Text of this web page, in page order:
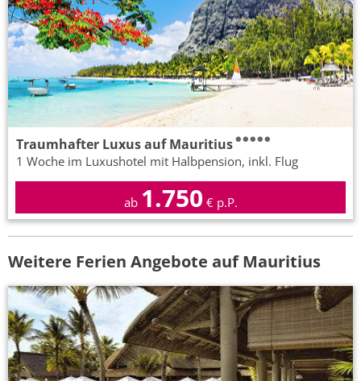
Traumhafter Luxus auf Mauritius
1 Woche im Luxushotel mit Halbpension, inkl. Flug
ab 1.750 € p.P.
Weitere Ferien Angebote auf Mauritius